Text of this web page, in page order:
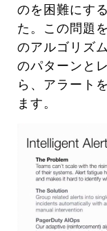
のを困難にす
た。この問題
のアルゴリズ
のパターンと
ら、アラート
ます。